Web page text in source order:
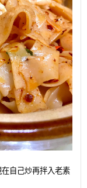
在自己炒再拌入老素